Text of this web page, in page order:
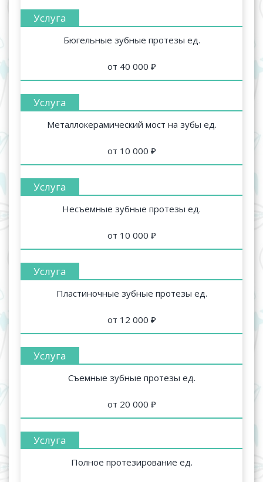
Бюгельные зубные протезы ед.
от 40 000 ₽
Металлокерамический мост на зубы ед.
от 10 000 ₽
Несъемные зубные протезы ед.
от 10 000 ₽
Пластиночные зубные протезы ед.
от 12 000 ₽
Съемные зубные протезы ед.
от 20 000 ₽
Полное протезирование ед.